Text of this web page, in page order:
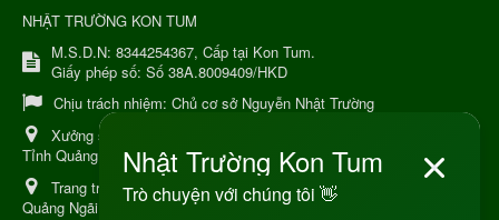
NHẬT TRƯỜNG KON TUM
M.S.D.N: 8344254367, Cấp tại Kon Tum.
Giấy phép số: Số 38A.8009409/HKD
Chịu trách nhiệm: Chủ cơ sở Nguyễn Nhật Trường
Xưởng sản xuất:
Tỉnh Quảng Ngải
Trang trại Dược Liệu Hữu Cơ: Khu 37 Hộ Xã Măng Đen Tỉnh
Quảng Ngãi